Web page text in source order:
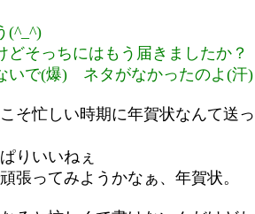
(^_^)
どそっちにはもう届きましたか？
いで(爆) ネタがなかったのよ(汗)
そ忙しい時期に年賀状なんて送
りいいねぇ
張ってみようかなぁ、年賀状。